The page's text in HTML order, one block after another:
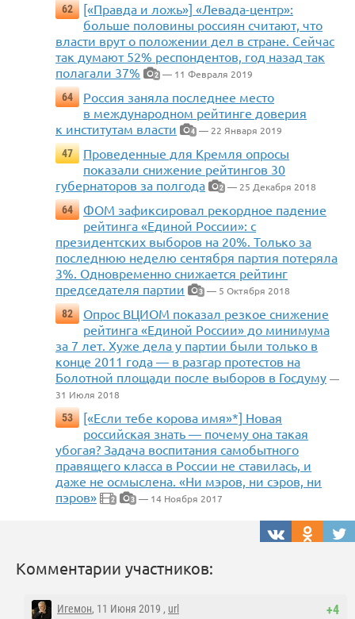
62
[«Правда и ложь»] «Левада-центр»:
больше половины россиян считают, что
власти врут о положении дел в стране. Сейчас
так думают 52% респондентов, год назад так
полагали 37%
2 — 11 Февраля 2019
64
Россия заняла последнее место
в международном рейтинге доверия
к институтам власти
4 — 22 Января 2019
47
Проведенные для Кремля опросы
показали снижение рейтингов 30
губернаторов за полгода
2 — 25 Декабря 2018
64
ФОМ зафиксировал рекордное падение
рейтинга «Единой России»: с
президентских выборов на 20%. Только за
последнюю неделю сентября партия потеряла
3%. Одновременно снижается рейтинг
председателя партии
3 — 5 Октября 2018
82
Опрос ВЦИОМ показал резкое снижение
рейтинга «Единой России» до минимума
за 7 лет. Хуже дела у партии были только в
конце 2011 года — в разгар протестов на
Болотной площади после выборов в Госдуму —
31 Июля 2018
53
[«Если тебе корова имя»*] Новая
российская знать — почему она такая
убогая? Задача воспитания самобытного
правящего класса в России не ставилась, и
даже не осмыслена. «Ни мэров, ни сэров, ни
пэров»
2 3 — 14 Ноября 2017
Комментарии участников:
+4
Игемон, 11 Июня 2019 , url